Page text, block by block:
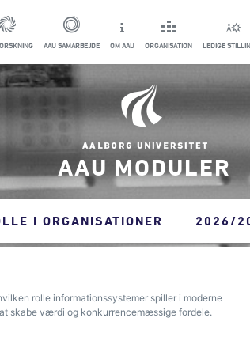
AAU SAMARBEJDE OM AAU ORGANISATION LEDIGE
AAU MODULER
I ORGANISATIONER 2026/
rolle informationssystemer spiller i moderne
skabe værdi og konkurrencemæssige fordele.